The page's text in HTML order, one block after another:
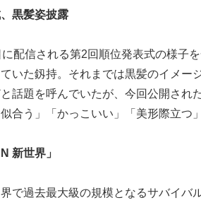
黒髪姿披露
配信される第2回順位発表式の様子
いた釼持。それまでは黒髪のイメ
話題を呼んでいたが、今回公開さ
合う」「かっこいい」「美形際立つ
新世界」
で過去最大級の規模となるサバイ